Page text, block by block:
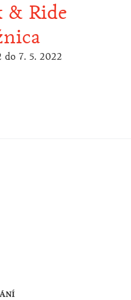
& Ride
do 7. 5. 2022